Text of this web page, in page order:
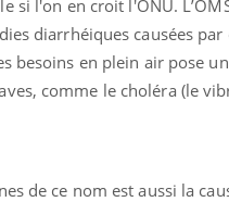
si l'on en croit l'ONU.
diarrhéiques causées
besoins en plein air pose
comme le choléra (le
de ce nom est aussi la
osait en parler??